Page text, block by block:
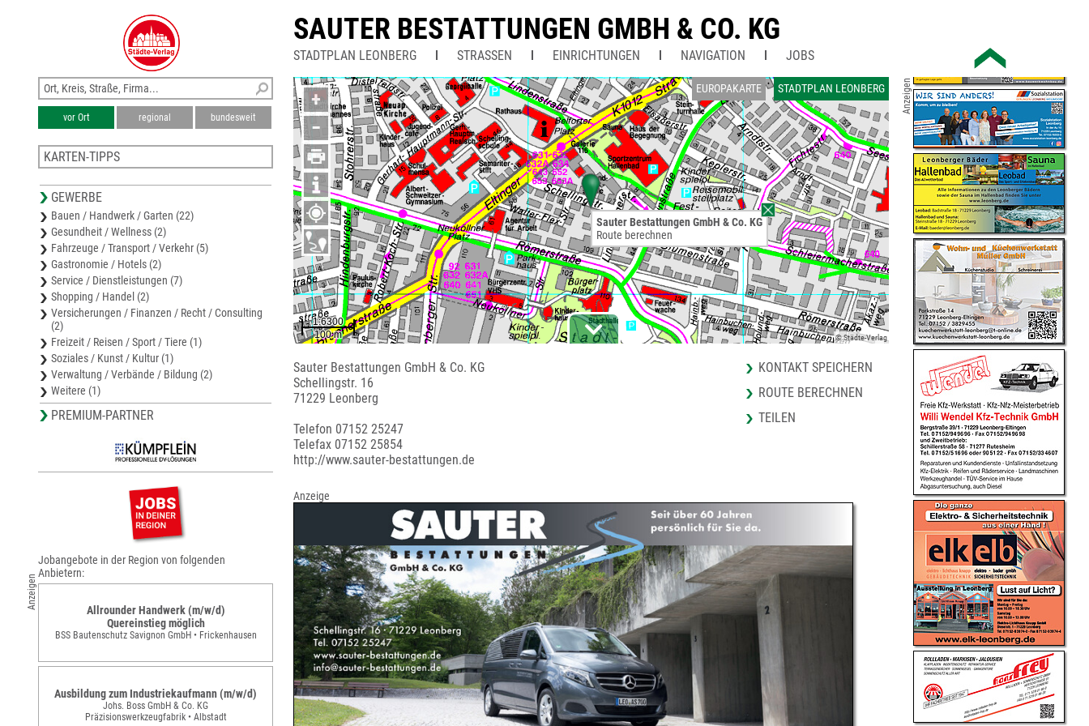
SAUTER BESTATTUNGEN GMBH & CO. KG
STADTPLAN LEONBERG STRASSEN EINRICHTUNGEN NAVIGATION JOBS
EUROPAKARTE STADTPLAN LEONBERG
+
−
© Städte-Verlag
Sauter Bestattungen GmbH & Co. KG
Route berechnen
Sauter Bestattungen GmbH & Co. KG
Schellingstr. 16
71229 Leonberg
Telefon 07152 25247
Telefax 07152 25854
http://www.sauter-bestattungen.de
KONTAKT SPEICHERN
ROUTE BERECHNEN
TEILEN
Anzeige
vor Ort regional bundesweit
KARTEN-TIPPS
Stadtplan Ditzingen
Stadtplan Sindelfingen
Karte Böblingen
Stadtplan Böblingen
GEWERBE
Bauen / Handwerk / Garten (22)
Gesundheit / Wellness (2)
Fahrzeuge / Transport / Verkehr (5)
Gastronomie / Hotels (2)
Service / Dienstleistungen (7)
Shopping / Handel (2)
Versicherungen / Finanzen / Recht / Consulting
(2)
Freizeit / Reisen / Sport / Tiere (1)
Soziales / Kunst / Kultur (1)
Verwaltung / Verbände / Bildung (2)
Weitere (1)
PREMIUM-PARTNER
Anzeigen
Jobangebote in der Region von folgenden
Anbietern:
Allrounder Handwerk (m/w/d)
Quereinstieg möglich
BSS Bautenschutz Savignon GmbH • Frickenhausen
Ausbildung zum Industriekaufmann (m/w/d)
Johs. Boss GmbH & Co. KG
Präzisionswerkzeugfabrik • Albstadt
Anzeigen